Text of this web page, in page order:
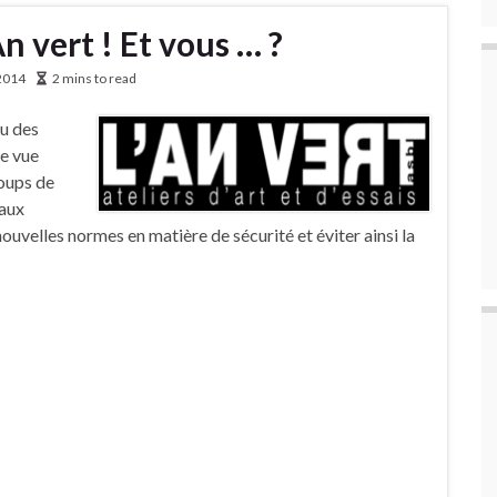
vert ! Et vous … ?
2 mins to read
des
vue
de
normes en matière de sécurité et éviter ainsi la